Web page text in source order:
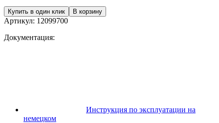
Купить в один клик В корзину
Артикул: 12099700
Документация:
Инструкция по эксплуатации на
немецком